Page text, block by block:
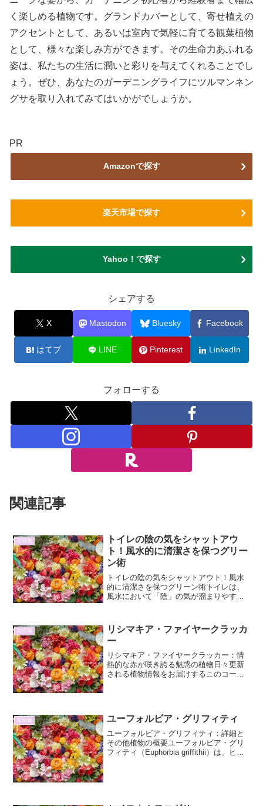
く楽しめる植物です。グランドカバーとして、寄せ植えの
アクセントとして、あるいは室内で気軽に育てる観葉植物
として、様々な楽しみ方ができます。その生命力あふれる
姿は、私たちの生活に潤いと彩りを与えてくれることでし
ょう。ぜひ、あなたのガーデニングライフにツルマンネン
グサを取り入れてみてはいかがでしょうか。
PR
Amazonで探す
楽天市場で探す
Yahoo！で探す
シェアする
X Mastodon Bluesky Facebook
はてブ LINE Pinterest LinkedIn
フォローする
関連記事
花情報
トイレの陰の気をシャットアウ
ト！風水的に清潔さを保つグリー
ン術
トイレの陰の気をシャットアウト！風水
的に清潔さを保つグリーン術トイレは、
風水において「陰」の気が溜まりやすい
える可能性があるため、上手にコントロ
ールすることが重要です。...
花情報
リシマキア・ファイヤークラッカ
ー
リシマキア・ファイヤークラッカー：情
熱的な赤が咲き誇る魅惑の植物日々更新
される植物情報をお届けするこのコーナ
力を余すところなくお伝え...
花情報 ユーフォルビア・グリフィティ
ユーフォルビア・グリフィティ：詳細と
その他植物の概要ユーフォルビア・グリ
フィティ（Euphorbia griffithii）は、ヒガ